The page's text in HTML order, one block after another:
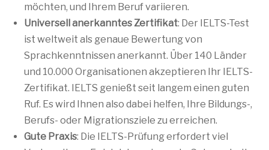
möchten, und Ihrem Beruf variieren.
Universell anerkanntes Zertifikat: Der IELTS-Test
ist weltweit als genaue Bewertung von
Sprachkenntnissen anerkannt. Über 140 Länder
und 10.000 Organisationen akzeptieren Ihr IELTS-
Zertifikat. IELTS genießt seit langem einen guten
Ruf. Es wird Ihnen also dabei helfen, Ihre Bildungs-,
Berufs- oder Migrationsziele zu erreichen.
Gute Praxis: Die IELTS-Prüfung erfordert viel